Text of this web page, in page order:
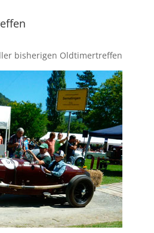
bisherigen Oldtimertreffen